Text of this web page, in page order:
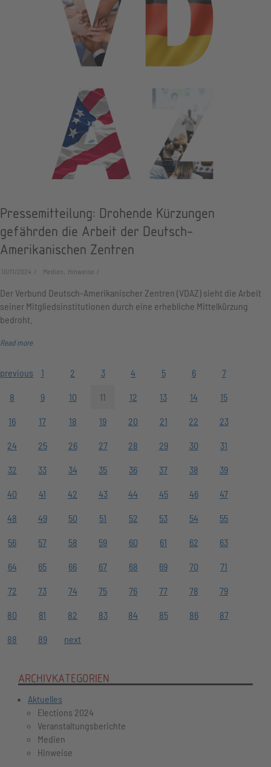
Pressemitteilung: Drohende Kürzungen
gefährden die Arbeit der Deutsch-
Amerikanischen Zentren
10/11/2024 Medien, Hinweise
Der Verbund Deutsch-Amerikanischer Zentren (VDAZ) sieht die Arbeit
seiner Mitgliedsinstitutionen durch eine erhebliche Mittelkürzung
bedroht.
Read more
previous 1 2 3 4 5 6 7
8 9 10 11 12 13 14 15
16 17 18 19 20 21 22 23
24 25 26 27 28 29 30 31
32 33 34 35 36 37 38 39
40 41 42 43 44 45 46 47
48 49 50 51 52 53 54 55
56 57 58 59 60 61 62 63
64 65 66 67 68 69 70 71
72 73 74 75 76 77 78 79
80 81 82 83 84 85 86 87
88 89 next
ARCHIVKATEGORIEN
Aktuelles
Elections 2024
Veranstaltungsberichte
Medien
Hinweise